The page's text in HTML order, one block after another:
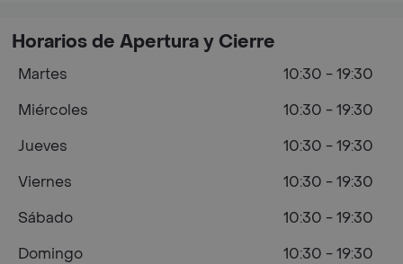
Horarios de Apertura y Cierre
Martes
10:30 - 19:30
Miércoles
10:30 - 19:30
Jueves
10:30 - 19:30
Viernes
10:30 - 19:30
Sábado
10:30 - 19:30
Domingo
10:30 - 19:30